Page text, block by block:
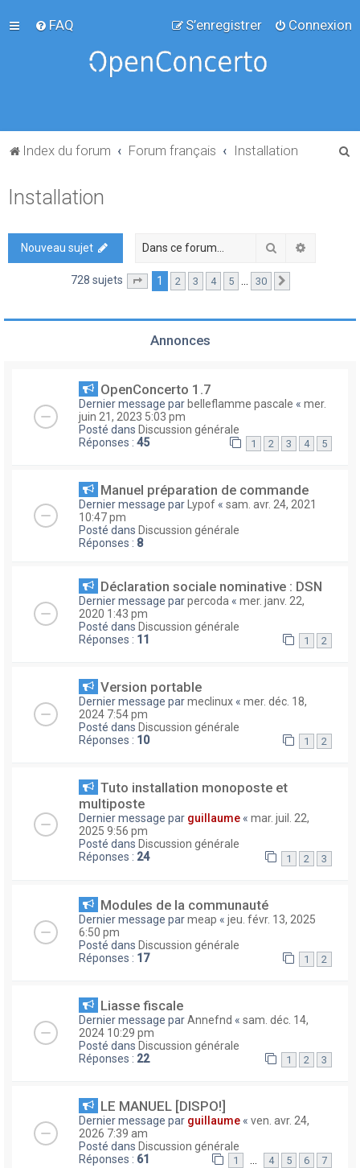
FAQ Connexion
S’enregistrer
Index du forum Forum français Installation
Installation
Nouveau sujet Rechercher
728 sujets Page sur30
1 2 3 4 5 … 30
Annonces
OpenConcerto 1.7
Dernier message par belleflamme pascale « mer.
juin 21, 2023 5:03 pm
Posté dans Discussion générale
Réponses : 45 1 2 3 4 5
Manuel préparation de commande
Dernier message par Lypof « sam. avr. 24, 2021
10:47 pm
Posté dans Discussion générale
Réponses : 8
Déclaration sociale nominative : DSN
Dernier message parpercoda « mer. janv. 22,
2020 1:43 pm
Posté dans Discussion générale
Réponses : 11 1 2
Version portable
Dernier message parmeclinux « mer. déc. 18,
2024 7:54 pm
Posté dans Discussion générale
Réponses : 10 1 2
Tuto installation monoposte et
multiposte
Dernier message par guillaume « mar. juil. 22,
2025 9:56 pm
Posté dans Discussion générale
Réponses : 24 1 2 3
Modules de la communauté
Dernier message parmeap « jeu. févr. 13, 2025
6:50 pm
Posté dans Discussion générale
Réponses : 17 1 2
Liasse fiscale
Dernier message parAnnefnd « sam. déc. 14,
2024 10:29 pm
Posté dans Discussion générale
Réponses : 22 1 2 3
LE MANUEL [DISPO!]
Dernier message par guillaume « ven. avr. 24,
2026 7:39 am
Posté dans Discussion générale
Réponses : 61 1 … 4 5 6 7